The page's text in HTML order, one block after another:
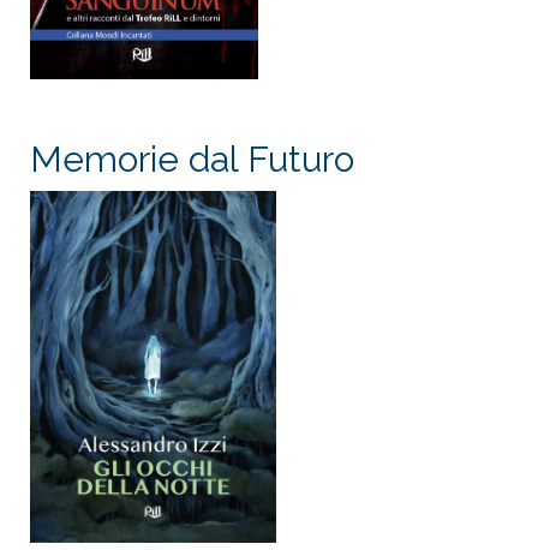
Memorie dal Futuro